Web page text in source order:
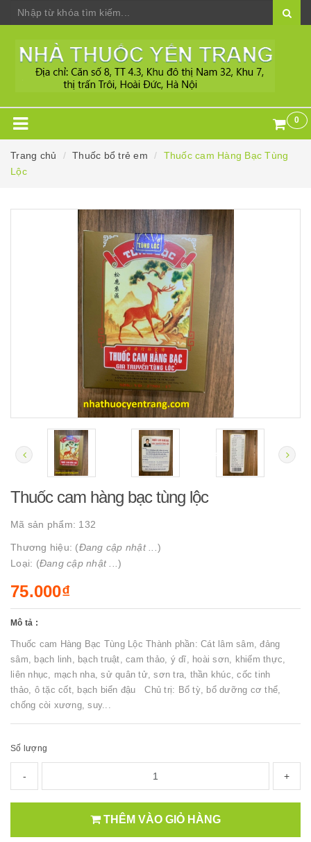
0
Trang chủ Thuốc bổ trẻ em
Thuốc cam Hàng Bạc Tùng
Lộc
Thuốc cam hàng bạc tùng lộc
Mã sản phẩm: 132
Thương hiệu: (Đang cập nhật ... )
Loại: (Đang cập nhật ... )
75.000₫
Mô tả :
Thuốc cam Hàng Bạc Tùng Lộc Thành phần: Cát lâm sâm, đảng
sâm, bạch linh, bạch truật, cam thảo, ý dĩ, hoài sơn, khiếm thực,
liên nhục, mạch nha, sử quân tử, sơn tra, thần khúc, cốc tinh
thảo, ô tặc cốt, bạch biển đậu Chủ trị: Bổ tỳ, bổ dưỡng cơ thể,
chống còi xương, suy...
Số lượng
- +
THÊM VÀO GIỎ HÀNG